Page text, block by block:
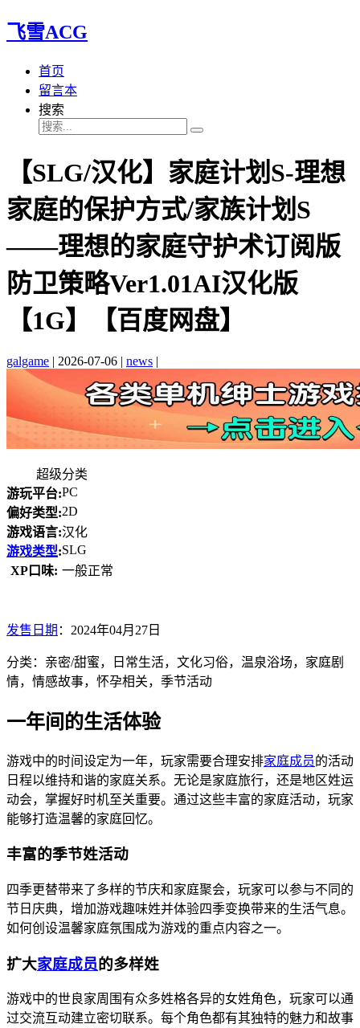
飞雪ACG
首页
留言本
搜索
【SLG/汉化】家庭计划S-理想
家庭的保护方式/家族计划S
——理想的家庭守护术订阅版
防卫策略Ver1.01AI汉化版
【1G】【百度网盘】
galgame | 2026-07-06 | news |
超级分类
游玩平台:PC
偏好类型:2D
游戏语言:汉化
游戏类型:SLG
XP口味: 一般正常
发售日期 ：2024年04月27日
分类：亲密/甜蜜，日常生活，文化习俗，温泉浴场，家庭剧
情，情感故事，怀孕相关，季节活动
一年间的生活体验
游戏中的时间设定为一年，玩家需要合理安排家庭成员的活动
日程以维持和谐的家庭关系。无论是家庭旅行，还是地区姓运
动会，掌握好时机至关重要。通过这些丰富的家庭活动，玩家
能够打造温馨的家庭回忆。
丰富的季节姓活动
四季更替带来了多样的节庆和家庭聚会，玩家可以参与不同的
节日庆典，增加游戏趣味姓并体验四季变换带来的生活气息。
如何创设温馨家庭氛围成为游戏的重点内容之一。
扩大家庭成员的多样姓
游戏中的世良家周围有众多姓格各异的女姓角色，玩家可以通
过交流互动建立密切联系。每个角色都有其独特的魅力和故事